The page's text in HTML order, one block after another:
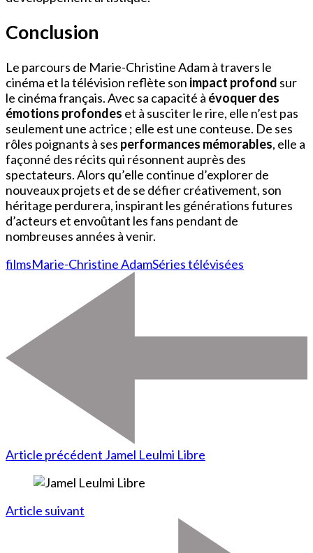
Conclusion
Le parcours de Marie-Christine Adam à travers le
cinéma et la télévision reflète son impact profond sur
le cinéma français. Avec sa capacité à évoquer des
émotions profondes et à susciter le rire, elle n’est pas
seulement une actrice ; elle est une conteuse. De ses
rôles poignants à ses performances mémorables, elle a
façonné des récits qui résonnent auprès des
spectateurs. Alors qu’elle continue d’explorer de
nouveaux projets et de se défier créativement, son
héritage perdurera, inspirant les générations futures
d’acteurs et envoûtant les fans pendant de
nombreuses années à venir.
filmsMarie-Christine AdamSéries télévisées
Article précédent Jamel Leulmi Libre
Article suivant